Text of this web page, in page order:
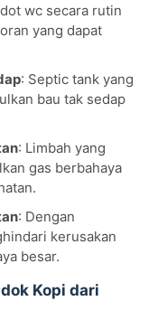
wc secara rutin
yang dapat
: Septic tank yang
bau tak sedap
: Limbah yang
gas berbahaya
: Dengan
kerusakan
besar.
Kopi dari